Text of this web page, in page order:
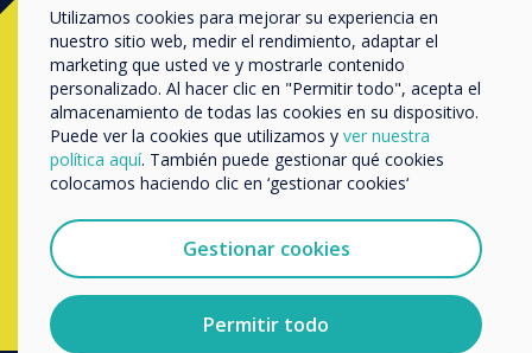
Ready to buy?
Contact aClevertouchexpert by
completing the form below
Utilizamos cookies para mejorar su experiencia en
nuestro sitio web, medir el rendimiento, adaptar el
marketing que usted ve y mostrarle contenido
personalizado. Al hacer clic en "Permitir todo", acepta el
almacenamiento de todas las cookies en su dispositivo.
Puede ver la cookies que utilizamos y ver nuestra
política aquí. También puede gestionar qué cookies
colocamos haciendo clic en ‘gestionar cookies‘
Gestionar cookies
Permitir todo
nombre de empresa
Nos gustaría comunicarnos con usted acerca de
nuestros productos y servicios por correo electrónico,
teléfono o correo postal.
Acepto recibir otras comunicaciones de
Puedes darte de baja de estas comunicaciones en
cualquier momento. Para obtener más información
sobre cómo darte de baja, nuestras prácticas de
privacidad y cómo nos comprometemos a proteger y
respetar tu privacidad, consulta nuestra